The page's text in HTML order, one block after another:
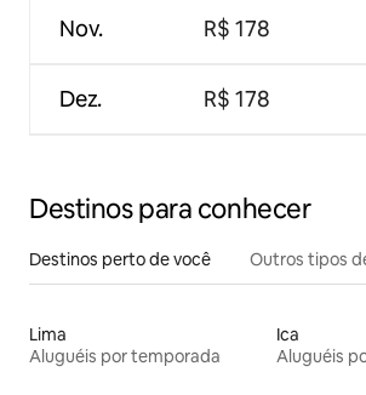
Nov.
Dez.
R$ 178
R$ 178
Destinos para conhecer
Destinos perto de você Outros tipos
Lima
Aluguéis por temporada
Ica
Aluguéis